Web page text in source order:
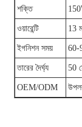
শক্তি
ওয়ারেন্টি 13
ইগনিশন সময় 60-
তারের দৈর্ঘ্য 50
OEM/ODM